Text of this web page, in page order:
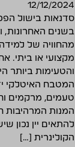
12/12/2024
סדנאות בישול
בשנים האחרונות,
מהחוויה של
מקצועי או ביתי.
והטעימות ביותר
המטבח האיטלקי
טעמים, מרקמים
המנות
להתאים יין נכון
הקולינרית […]